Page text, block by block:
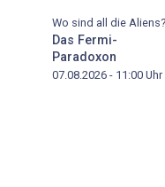
Wo sind all die Aliens?
Das Fermi-
Paradoxon
07.08.2026 - 11:00 Uhr